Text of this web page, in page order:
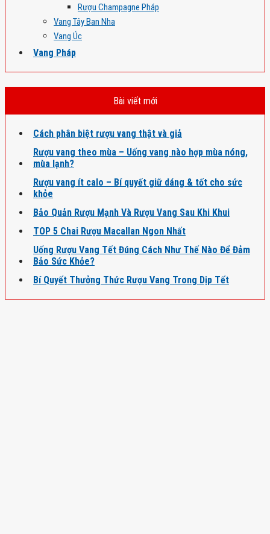
Rượu Champagne Pháp
Vang Tây Ban Nha
Vang Úc
Vang Pháp
Bài viết mới
Cách phân biệt rượu vang thật và giả
Rượu vang theo mùa – Uống vang nào hợp mùa nóng,
mùa lạnh?
Rượu vang ít calo – Bí quyết giữ dáng & tốt cho sức
khỏe
Bảo Quản Rượu Mạnh Và Rượu Vang Sau Khi Khui
TOP 5 Chai Rượu Macallan Ngon Nhất
Uống Rượu Vang Tết Đúng Cách Như Thế Nào Để Đảm
Bảo Sức Khỏe?
Bí Quyết Thưởng Thức Rượu Vang Trong Dịp Tết